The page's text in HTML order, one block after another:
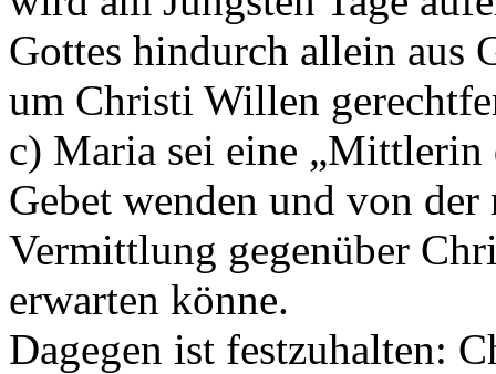
Gottes hindurch allein aus
um Christi Willen
c) Maria sei eine „Mittlerin
Gebet wenden und von
Vermittlung gegenüber
erwarten könne.
Dagegen ist festzuhalten: